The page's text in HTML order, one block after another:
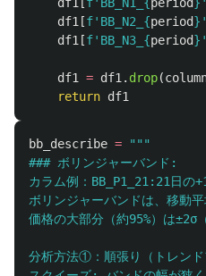
df1 [f' BB_N2_ {period} '
df1 [f' BB_N3_ {period} '
df1 = df1 . drop(
return df1
bb_describe =
"""
### ボリンジャーバンド:
カラム例：BB_P1_21:21日
ボリンジャーバンドは、移動
価格の大部分（約95%）は±2σ
分析方法①：順張り（トレンド